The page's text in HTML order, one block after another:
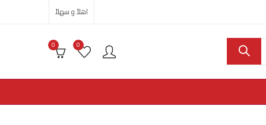
اهلاً و سهلاً
0
0